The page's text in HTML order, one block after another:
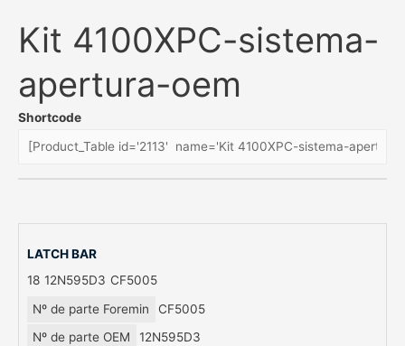
Kit 4100XPC-sistema-
apertura-oem
Shortcode
LATCH BAR
18 12N595D3 CF5005
Nº de parte Foremin
CF5005
Nº de parte OEM
12N595D3